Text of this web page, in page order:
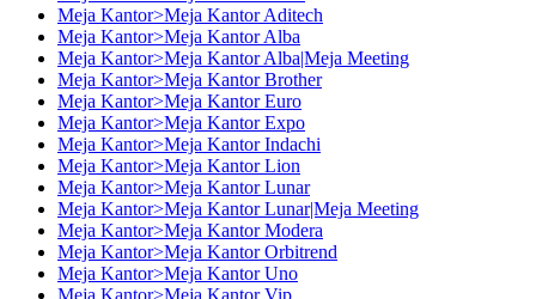
Meja Kantor>Meja Kantor Aditech
Meja Kantor>Meja Kantor Alba
Meja Kantor>Meja Kantor Alba|Meja Meeting
Meja Kantor>Meja Kantor Brother
Meja Kantor>Meja Kantor Euro
Meja Kantor>Meja Kantor Expo
Meja Kantor>Meja Kantor Indachi
Meja Kantor>Meja Kantor Lion
Meja Kantor>Meja Kantor Lunar
Meja Kantor>Meja Kantor Lunar|Meja Meeting
Meja Kantor>Meja Kantor Modera
Meja Kantor>Meja Kantor Orbitrend
Meja Kantor>Meja Kantor Uno
Meja Kantor>Meja Kantor Vip